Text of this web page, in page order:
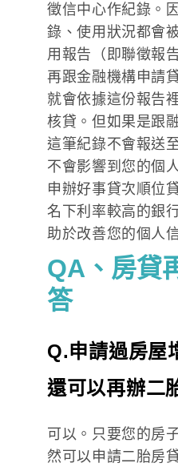
徵信中心作紀錄。
錄、使用狀況都會
用報告（即聯徵報
再跟金融機構申請
就會依據這份報告
核貸。但如果是跟
這筆紀錄不會報送
不會影響到您的個
申辦好事貸次順位
名下利率較高的銀
助於改善您的個人
QA、房貸
答
Q.申請過房屋
還可以再辦二
可以。只要您的房
然可以申請二胎房